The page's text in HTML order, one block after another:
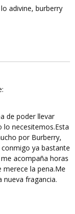
adivine, burberry
de poder llevar
necesitemos.Esta
por Burberry,
ya bastante
acompaña horas
merece la pena.Me
nueva fragancia.